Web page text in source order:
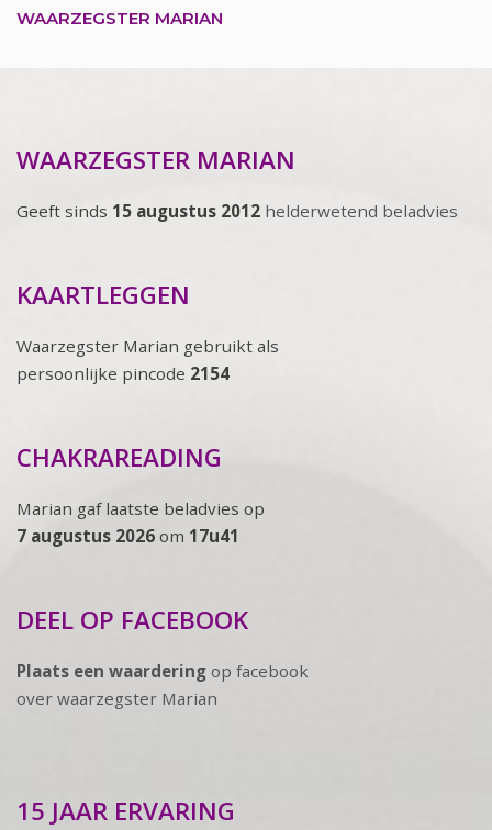
WAARZEGSTER MARIAN
WAARZEGSTER MARIAN
Geeft sinds 15 augustus 2012 helderwetend beladvies
KAARTLEGGEN
Waarzegster Marian gebruikt als
persoonlijke pincode 2154
CHAKRAREADING
Marian gaf laatste beladvies op
7 augustus 2026 om 17u41
DEEL OP FACEBOOK
Plaats een waardering op facebook
over waarzegster Marian
15 JAAR ERVARING